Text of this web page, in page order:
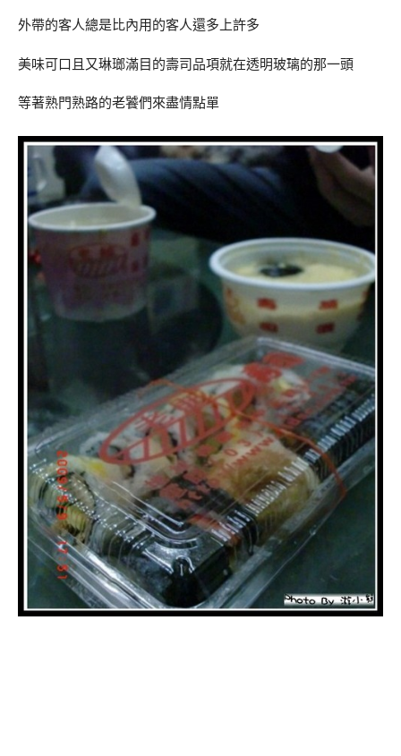
外帶的客人總是比內用的客人還多上許多
美味可口且又琳瑯滿目的壽司品項就在透明玻璃的那一頭
等著熟門熟路的老饕們來盡情點單